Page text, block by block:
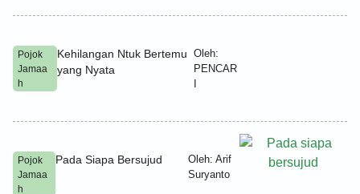
Pojok
Jamaa
h
Kehilangan Ntuk Bertemu
yang Nyata
Oleh:
PENCAR
I
Pojok
Jamaa
h
Pada Siapa Bersujud
Oleh: Arif
Suryanto